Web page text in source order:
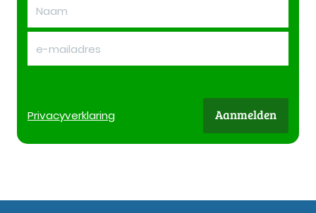
Privacyverklaring Aanmelden